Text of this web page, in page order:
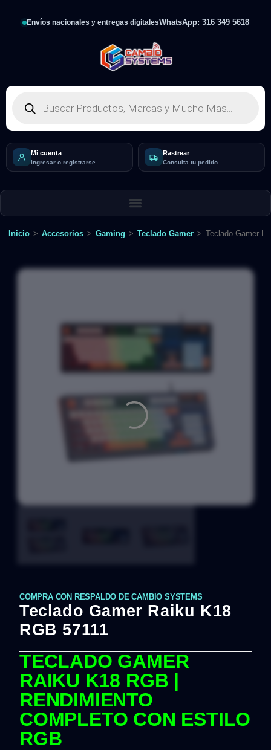
Envíos nacionales y entregas digitalesWhatsApp: 316 349 5618
Mi cuenta
Ingresar o registrarse
Rastrear
Consulta tu pedido
Inicio > Accesorios > Gaming > Teclado Gamer > Teclado Gamer
COMPRA CON RESPALDO DE CAMBIO SYSTEMS
Teclado Gamer Raiku K18
RGB 57111
TECLADO GAMER
RAIKU K18 RGB |
RENDIMIENTO
COMPLETO CON ESTILO
RGB